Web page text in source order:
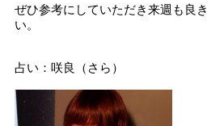
ぜひ参考にしていただき来週も良
い。
占い：咲良（さら）